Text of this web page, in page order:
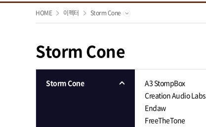
HOME 이펙터 Storm Cone
Storm Cone
Storm Cone A3 StompBox
Creation Audio Labs
Endaw
FreeTheTone